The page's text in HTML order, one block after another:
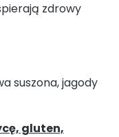
zdrowy
suszona, jagody
gluten,